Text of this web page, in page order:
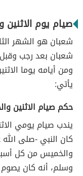
صيام يوم
شعبان هو الشهر
شعبان بعد رجب
ومن أيامه يوما
يأتي:
حكم صيام الاثنين
يندب صيام يومي
كان النبي -صلى
والخميس من كل
وسلم، أنه كان يصوم